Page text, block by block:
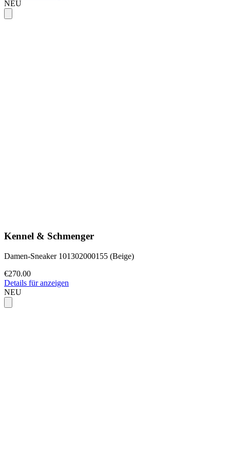
NEU
Kennel & Schmenger
Damen-Sneaker 101302000155 (Beige)
€270.00
Details für anzeigen
NEU